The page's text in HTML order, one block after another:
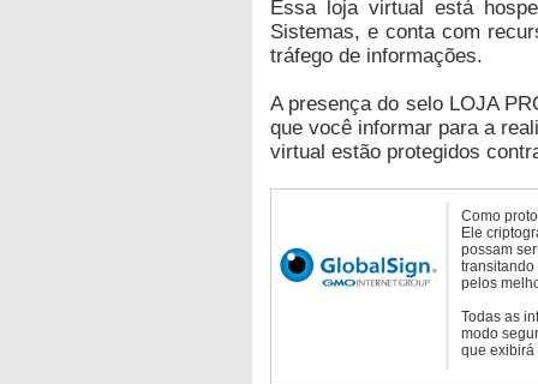
Essa loja virtual está
Sistemas, e conta com
tráfego de informações.
A presença do selo LOJA
que você informar para a
virtual estão protegidos
Como
Ele
possam
transitando
pelos
Todas as
modo
que exibirá